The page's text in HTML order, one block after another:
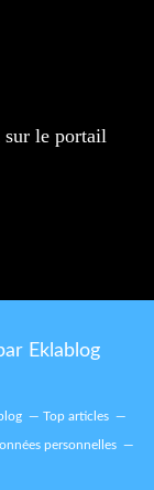
sur le portail
Eklablog
Top articles
personnelles